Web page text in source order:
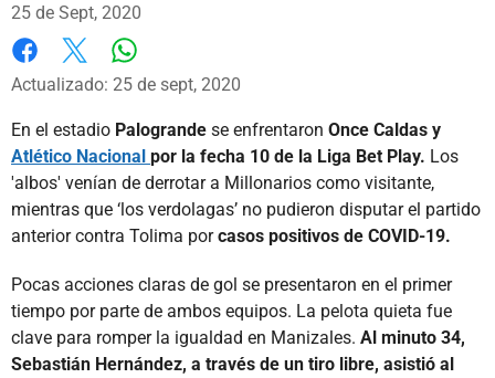
25 de Sept, 2020
Facebook
X
Actualizado: 25 de sept, 2020
En el estadio Palogrande se enfrentaron Once Caldas y
Atlético Nacional por la fecha 10 de la Liga Bet Play. Los
'albos' venían de derrotar a Millonarios como visitante,
mientras que ‘los verdolagas’ no pudieron disputar el partido
anterior contra Tolima porcasos positivos de COVID-19.
Pocas acciones claras de gol se presentaron en el primer
tiempo por parte de ambos equipos. La pelota quieta fue
clave para romper la igualdad en Manizales. Al minuto 34,
Sebastián Hernández, a través de un tiro libre, asistió al